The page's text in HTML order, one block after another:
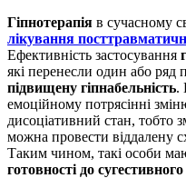
Гіпнотерапія в сучасному
лікування
Ефективність застосування
які перенесли один або ряд
підвищену гіпнабельність.
емоційному потрясінні
дисоціативний стан, тобто
можна провести віддалену
Таким чином, такі особи
готовності до